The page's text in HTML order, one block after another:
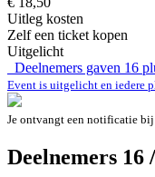
Uitleg kosten
Zelf een ticket kopen
Uitgelicht
Deelnemers gaven 16
Event is uitgelicht en iedere
Je ontvangt een notificatie bij
Deelnemers 16